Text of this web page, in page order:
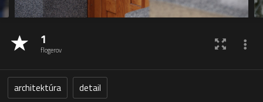
1
flogerov
architektúra detail